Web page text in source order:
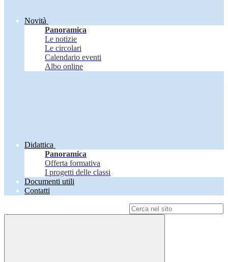
Novità
Panoramica
Le notizie
Le circolari
Calendario eventi
Albo online
Didattica
Panoramica
Offerta formativa
I progetti delle classi
Documenti utili
Contatti